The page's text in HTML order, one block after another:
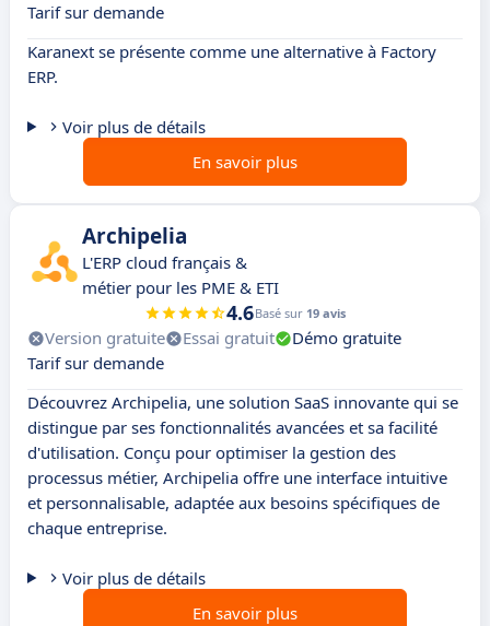
Tarif sur demande
Karanext se présente comme une alternative à Factory
ERP.
Voir plus de détails
En savoir plus
Archipelia
L'ERP cloud français &
métier pour les PME & ETI
4.6Basé sur 19 avis
Version gratuite Essai gratuit
Démo gratuite
Tarif sur demande
Découvrez Archipelia, une solution SaaS innovante qui se
distingue par ses fonctionnalités avancées et sa facilité
d'utilisation. Conçu pour optimiser la gestion des
processus métier, Archipelia offre une interface intuitive
et personnalisable, adaptée aux besoins spécifiques de
chaque entreprise.
Voir plus de détails
En savoir plus